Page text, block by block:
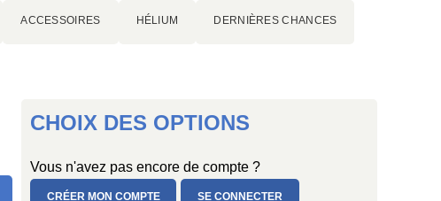
ACCESSOIRES HÉLIUM DERNIÈRES CHANCES
CHOIX DES OPTIONS
Vous n'avez pas encore de compte ?
CRÉER MON COMPTE SE CONNECTER